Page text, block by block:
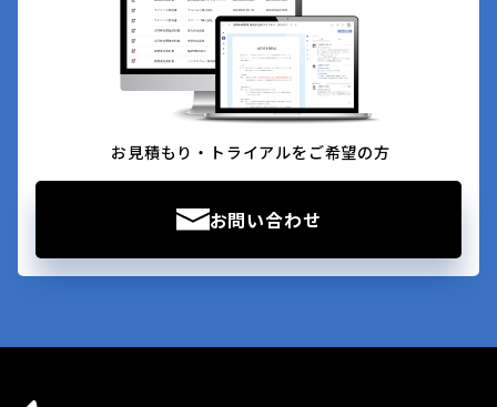
お見積もり・トライアルをご希望の方
お問い合わせ